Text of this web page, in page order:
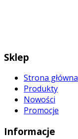
Sklep
Strona główna
Produkty
Nowości
Promocje
Informacje